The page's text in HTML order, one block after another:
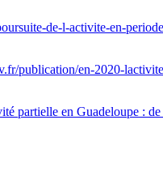
de-l-activite-en-
publication/en-2020-
partielle en Guadeloupe :